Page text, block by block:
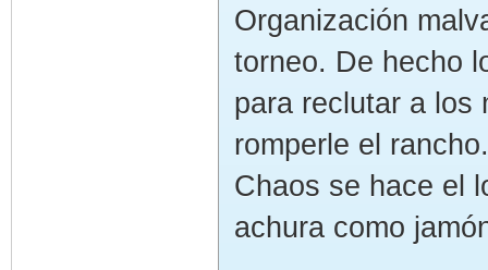
Organización
torneo. De hecho
para reclutar a los
romperle el
Chaos se hace el
achura como